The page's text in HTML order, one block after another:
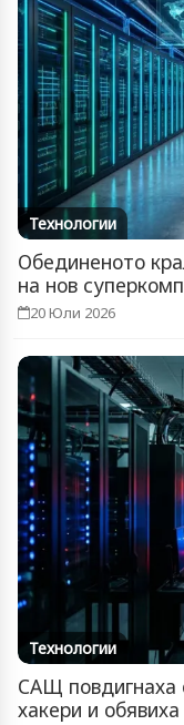
Технологии
Обединеното
на нов
20 Юли 2026
Технологии
САЩ повдигнаха
хакери и